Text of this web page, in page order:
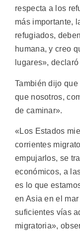
respecta a los
más importante,
refugiados,
humana, y creo
lugares»,
También dijo
que nosotros,
de caminar».
«Los Estados
corrientes
empujarlos, se
económicos, a
es lo que
en Asia en el
suficientes vías
migratoria»,